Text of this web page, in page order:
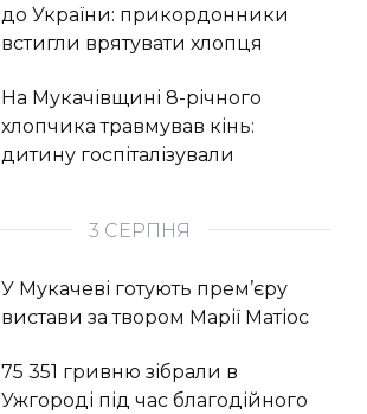
до України: прикордонники
встигли врятувати хлопця
На Мукачівщині 8-річного
хлопчика травмував кінь:
дитину госпіталізували
3 СЕРПНЯ
У Мукачеві готують прем’єру
вистави за твором Марії Матіос
75 351 гривню зібрали в
Ужгороді під час благодійного